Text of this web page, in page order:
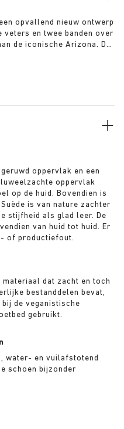
opvallend nieuw ontwerp
en twee banden over
de iconische Arizona. De
terwijl het luxe suède in
oppervlak en een
oppervlak
op de huid. Bovendien is
is van nature zachter
stijfheid als glad leer. De
van huid tot huid. Er
of productiefout.
dat zacht en toch
bestanddelen bevat,
de veganistische
gebruikt.
water- en vuilafstotend
schoen bijzonder